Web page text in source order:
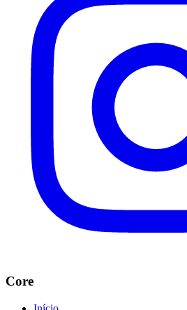
Core